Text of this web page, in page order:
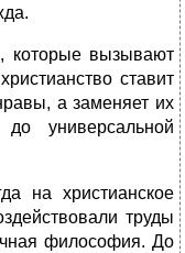
которые вызывают
ставит
а заменяет их
универсальной
на христианское
труды
философия. До